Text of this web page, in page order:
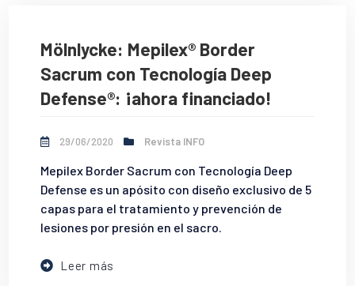
Mölnlycke: Mepilex® Border
Sacrum con Tecnología Deep
Defense®: ¡ahora financiado!
29/06/2020 Revista INFO
Mepilex Border Sacrum con Tecnología Deep
Defense es un apósito con diseño exclusivo de 5
capas para el tratamiento y prevención de
lesiones por presión en el sacro.
Leer más